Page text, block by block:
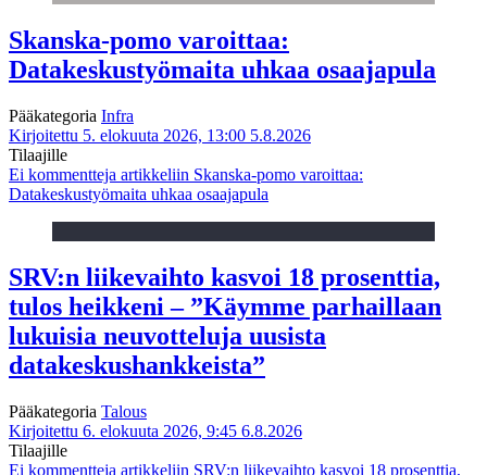
Skanska-pomo varoittaa:
Datakeskustyömaita uhkaa osaajapula
Pääkategoria Infra
Kirjoitettu 5. elokuuta 2026, 13:00 5.8.2026
Tilaajille
Ei kommentteja artikkeliin Skanska-pomo varoittaa:
Datakeskustyömaita uhkaa osaajapula
SRV:n liikevaihto kasvoi 18 prosenttia,
tulos heikkeni – ”Käymme parhaillaan
lukuisia neuvotteluja uusista
datakeskushankkeista”
Pääkategoria Talous
Kirjoitettu 6. elokuuta 2026, 9:45 6.8.2026
Tilaajille
Ei kommentteja artikkeliin SRV:n liikevaihto kasvoi 18 prosenttia,